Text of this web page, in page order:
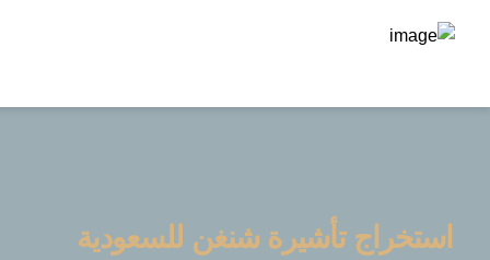
استخراج تأشيرة شنغن للسعودية